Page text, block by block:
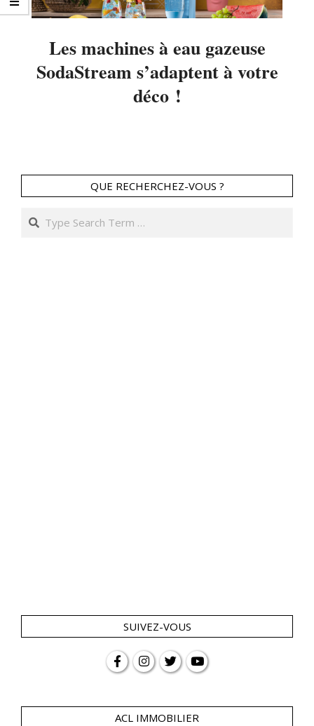
Les machines à eau gazeuse
SodaStream s’adaptent à votre
déco !
QUE RECHERCHEZ-VOUS ?
Search
SUIVEZ-VOUS
ACL IMMOBILIER